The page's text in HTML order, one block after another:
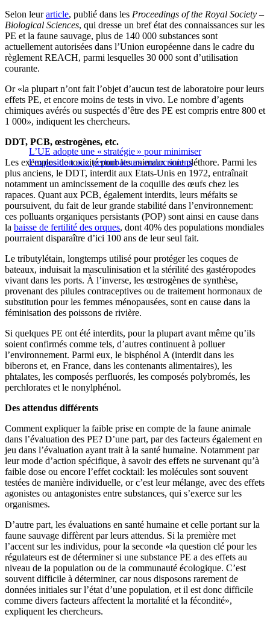
Selon leurarticle, publié dans les Proceedings of the Royal Society –
Biological Sciences, qui dresse un bref état des connaissances sur les
PE et la faune sauvage, plus de 140 000 substances sont
actuellement autorisées dans l’Union européenne dans le cadre du
règlement REACH, parmi lesquelles 30 000 sont d’utilisation
courante.
Or «la plupart n’ont fait l’objet d’aucun test de laboratoire pour leurs
effets PE, et encore moins de tests in vivo. Le nombre d’agents
chimiques avérés ou suspectés d’être des PE est compris entre 800 et
1 000», indiquent les chercheurs.
L’UE adopte une « stratégie » pour minimiser
l’exposition aux perturbateurs endocriniens
DDT, PCB, œstrogènes, etc.
Les exemples de toxicité pour les animaux sont pléthore. Parmi les
plus anciens, le DDT, interdit aux Etats-Unis en 1972, entraînait
notamment un amincissement de la coquille des œufs chez les
rapaces. Quant aux PCB, également interdits, leurs méfaits se
poursuivent, du fait de leur grande stabilité dans l’environnement:
ces polluants organiques persistants (POP) sont ainsi en cause dans
la baisse de fertilité des orques, dont 40% des populations mondiales
pourraient disparaître d’ici 100 ans de leur seul fait.
Le tributylétain, longtemps utilisé pour protéger les coques de
bateaux, induisait la masculinisation et la stérilité des gastéropodes
vivant dans les ports. À l’inverse, les œstrogènes de synthèse,
provenant des pilules contraceptives ou de traitement hormonaux de
substitution pour les femmes ménopausées, sont en cause dans la
féminisation des poissons de rivière.
Si quelques PE ont été interdits, pour la plupart avant même qu’ils
soient confirmés comme tels, d’autres continuent à polluer
l’environnement. Parmi eux, le bisphénol A (interdit dans les
biberons et, en France, dans les contenants alimentaires), les
phtalates, les composés perfluorés, les composés polybromés, les
perchlorates et le nonylphénol.
Des attendus différents
Comment expliquer la faible prise en compte de la faune animale
dans l’évaluation des PE? D’une part, par des facteurs également en
jeu dans l’évaluation ayant trait à la santé humaine. Notamment par
leur mode d’action spécifique, à savoir des effets ne survenant qu’à
faible dose ou encore l’effet cocktail: les molécules sont souvent
testées de manière individuelle, or c’est leur mélange, avec des effets
agonistes ou antagonistes entre substances, qui s’exerce sur les
organismes.
D’autre part, les évaluations en santé humaine et celle portant sur la
faune sauvage diffèrent par leurs attendus. Si la première met
l’accent sur les individus, pour la seconde «la question clé pour les
régulateurs est de déterminer si une substance PE a des effets au
niveau de la population ou de la communauté écologique. C’est
souvent difficile à déterminer, car nous disposons rarement de
données initiales sur l’état d’une population, et il est donc difficile
comme divers facteurs affectent la mortalité et la fécondité»,
expliquent les chercheurs.